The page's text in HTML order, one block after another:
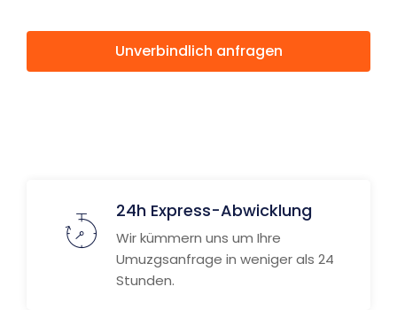
Unverbindlich anfragen
24h Express-Abwicklung
Wir kümmern uns um Ihre
Umuzgsanfrage in weniger als 24
Stunden.